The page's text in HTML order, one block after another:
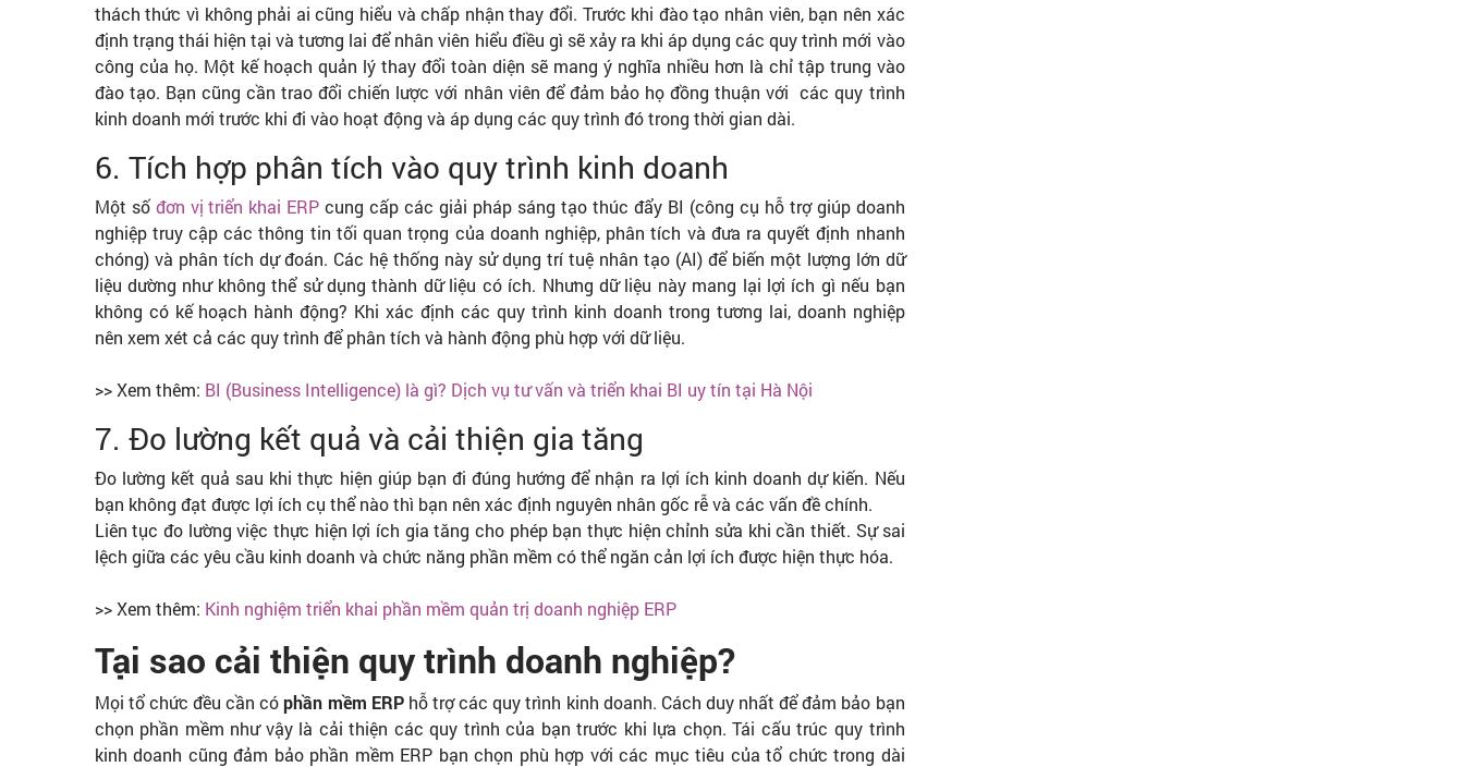
thách thức vì không phải ai cũng hiểu và chấp nhận thay đổi. Trước khi đào tạo nhân viên, bạn nên xác
định trạng thái hiện tại và tương lai để nhân viên hiểu điều gì sẽ xảy ra khi áp dụng các quy trình mới vào
công của họ. Một kế hoạch quản lý thay đổi toàn diện sẽ mang ý nghĩa nhiều hơn là chỉ tập trung vào
đào tạo. Bạn cũng cần trao đổi chiến lược với nhân viên để đảm bảo họ đồng thuận với các quy trình
kinh doanh mới trước khi đi vào hoạt động và áp dụng các quy trình đó trong thời gian dài.
6. Tích hợp phân tích vào quy trình kinh doanh
Một sốđơn vị triển khai ERP cung cấp các giải pháp sáng tạo thúc đẩy BI (công cụ hỗ trợ giúp doanh
nghiệp truy cập các thông tin tối quan trọng của doanh nghiệp, phân tích và đưa ra quyết định nhanh
chóng) và phân tích dự đoán. Các hệ thống này sử dụng trí tuệ nhân tạo (AI) để biến một lượng lớn dữ
liệu dường như không thể sử dụng thành dữ liệu có ích. Nhưng dữ liệu này mang lại lợi ích gì nếu bạn
không có kế hoạch hành động? Khi xác định các quy trình kinh doanh trong tương lai, doanh nghiệp
nên xem xét cả các quy trình để phân tích và hành động phù hợp với dữ liệu.
>> Xem thêm: BI (Business Intelligence) là gì? Dịch vụ tư vấn và triển khai BI uy tín tại Hà Nội
7. Đo lường kết quả và cải thiện gia tăng
Đo lường kết quả sau khi thực hiện giúp bạn đi đúng hướng để nhận ra lợi ích kinh doanh dự kiến. Nếu
bạn không đạt được lợi ích cụ thể nào thì bạn nên xác định nguyên nhân gốc rễ và các vấn đề chính.
Liên tục đo lường việc thực hiện lợi ích gia tăng cho phép bạn thực hiện chỉnh sửa khi cần thiết. Sự sai
lệch giữa các yêu cầu kinh doanh và chức năng phần mềm có thể ngăn cản lợi ích được hiện thực hóa.
>> Xem thêm: Kinh nghiệm triển khai phần mềm quản trị doanh nghiệp ERP
Tại sao cải thiện quy trình doanh nghiệp?
Mọi tổ chức đều cần cóphần mềm ERPhỗ trợ các quy trình kinh doanh. Cách duy nhất để đảm bảo bạn
chọn phần mềm như vậy là cải thiện các quy trình của bạn trước khi lựa chọn. Tái cấu trúc quy trình
kinh doanh cũng đảm bảo phần mềm ERP bạn chọn phù hợp với các mục tiêu của tổ chức trong dài